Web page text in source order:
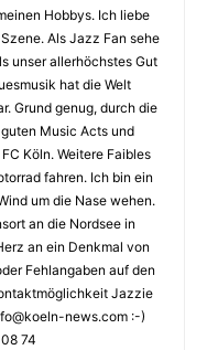
Hobbys. Ich liebe
Als Jazz Fan sehe
unser allerhöchstes Gut
hat die Welt
Grund genug, durch die
Music Acts und
Köln. Weitere Faibles
fahren. Ich bin ein
um die Nase wehen.
an die Nordsee in
an ein Denkmal von
Fehlangaben auf den
Jazzie
news.com :-)
74